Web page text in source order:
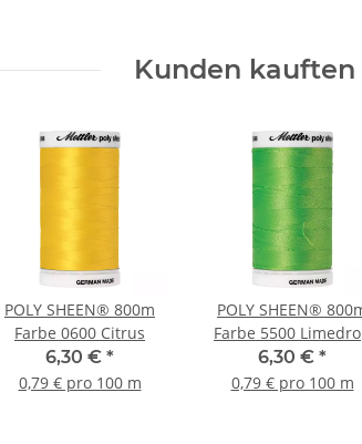
Kunden
POLY SHEEN® 800m
Farbe 0600 Citrus
6,30 € *
0,79 € pro 100 m
POLY SHEEN®
Farbe 5500
6,30 € *
0,79 € pro 100 m